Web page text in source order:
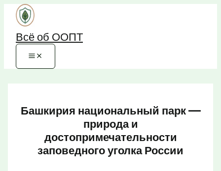
Перейти
содержимому
Всё об ООПТ
Башкирия национальный парк —
природа и
достопримечательности
заповедного уголка России